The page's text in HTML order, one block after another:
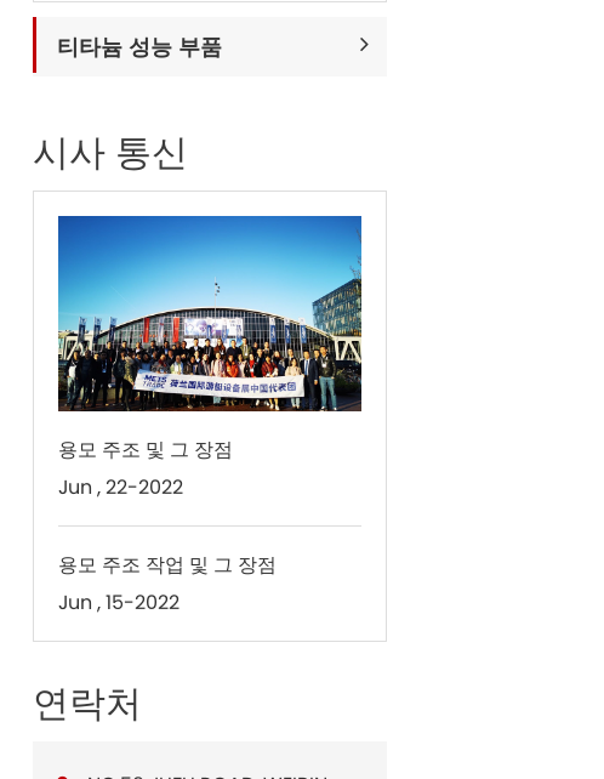
티타늄 성능 부품
시사 통신
용모 주조 및 그 장점
Jun , 22-2022
용모 주조 작업 및 그 장점
Jun , 15-2022
연락처